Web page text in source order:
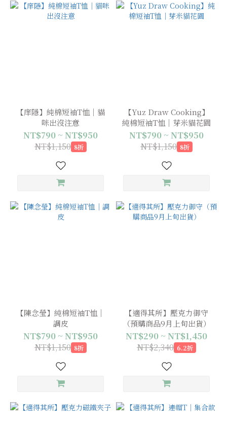
【庠隱】純棉短袖T恤｜貓
咪出沒注意
NT$790 ~ NT$950
NT$1,150 8折
【Yuz Draw Cooking】
純棉短袖T恤｜芽米貓花園
NT$790 ~ NT$950
NT$1,150 8折
【陳念瑩】純棉短袖T恤｜
調皮
NT$790 ~ NT$950
NT$1,150 8折
【適得其所】壓克力御守
（預購商品9月上旬出貨）
NT$290 ~ NT$1,450
NT$2,340 6.2折